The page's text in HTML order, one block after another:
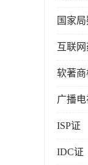
国家
互联
软著商
广播
ISP证
IDC证